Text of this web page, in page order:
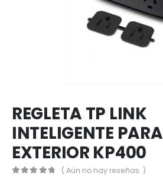
REGLETA TP LINK
INTELIGENTE PARA
EXTERIOR KP400
( Aún no hay reseñas. )